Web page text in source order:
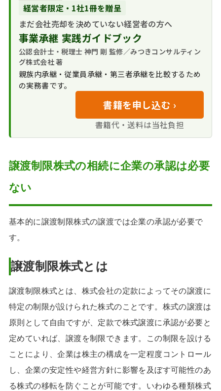
より株式を買い取る
相続人から強制的
に買い取る
企業が売渡希望の
る
相続人への自社株の売渡請求
株式を売渡請求する流
れ
売渡請求では期限
に注意する
譲渡制限株式の相続のまとめ
経営者限定・1社1冊を贈呈
まだ会社売却を決めていない経営者の方へ
事業承継 実践ガイドブック
公認会計士・税理士 神門 剛 監修／みつきコンサルティン
グ株式会社 著
親族内承継・従業員承継・第三者承継を比較するため
の実務書です。
書籍を申し込む ›
書籍代・送料は当社負担
譲渡制限株式の相続に企業の承認は必要
ない
基本的に譲渡制限株式の譲渡では企業の承認が必要で
す。
譲渡制限株式とは
譲渡制限株式とは、株式会社の定款によってその譲渡に
特定の制限が設けられた株式のことです。株式の譲渡は
原則として自由ですが、定款で株式譲渡に承認が必要と
定めていれば、譲渡を制限できます。この制限を設ける
ことにより、企業は株主の構成を一定程度コントロール
し、企業の安定性や経営方針に影響を及ぼす可能性のあ
る株式の移転を防ぐことが可能です。いわゆる種類株式